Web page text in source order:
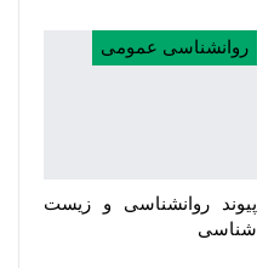
روانشناسی عمومی
پیوند روانشناسی و زیست
شناسی